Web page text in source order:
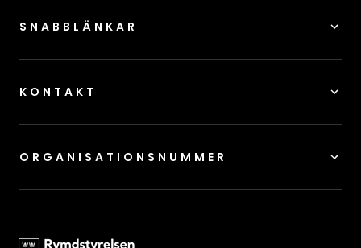
SNABBLÄNKAR
KONTAKT
ORGANISATIONSNUMMER